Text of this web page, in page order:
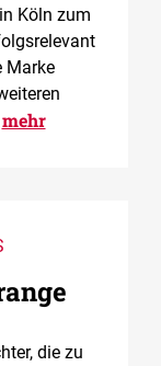
Köln zum
Marke
mehr
die zu